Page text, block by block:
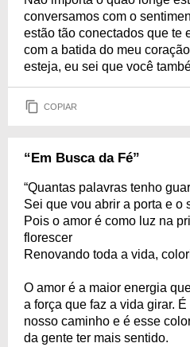
conversamos com o
estão tão conectados que te
com a batida do meu
esteja, eu sei que você
COPIAR
“Em Busca da Fé”
“Quantas palavras tenho
Sei que vou abrir a porta e o
Pois o amor é como luz na
florescer
Renovando toda a vida,
O amor é a maior energia
a força que faz a vida girar.
nosso caminho e é esse
da gente ter mais sentido.